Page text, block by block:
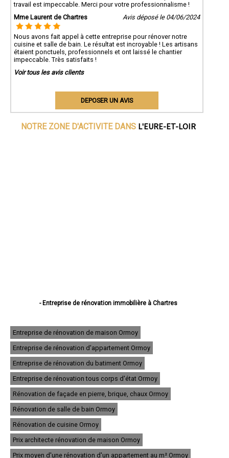
travail est impeccable. Merci pour votre professionnalisme !
Mme Laurent de Chartres
Avis déposé le 04/06/2024
Nous avons fait appel à cette entreprise pour rénover notre
cuisine et salle de bain. Le résultat est incroyable ! Les artisans
étaient ponctuels, professionnels et ont laissé le chantier
impeccable. Très satisfaits !
Voir tous les avis clients
DEPOSER UN AVIS
NOTRE ZONE D'ACTIVITE DANS L'EURE-ET-LOIR
- Entreprise de rénovation immobilière à Chartres
- Entreprise de rénovation immobilière à Châteaudun
- Entreprise de rénovation immobilière à Vernouillet
- Entreprise de rénovation immobilière à Nogent-le-Rotrou
- Entreprise de rénovation immobilière à Mainvilliers
- Entreprise de rénovation immobilière à Luisant
- Entreprise de rénovation immobilière à Épernon
- Entreprise de rénovation immobilière à Lèves
- Entreprise de rénovation immobilière à Maintenon
- Entreprise de rénovation immobilière à Bonneval
- Entreprise de rénovation immobilière à Nogent-le-Roi
- Entreprise de rénovation immobilière à Auneau
- Entreprise de rénovation immobilière à Saint-Lubin-des-Joncherets
- Entreprise de rénovation immobilière à Le Coudray
- Entreprise de rénovation immobilière à Saint-Rémy-sur-Avre
Entreprise de rénovation de maison Ormoy
Entreprise de rénovation d'appartement Ormoy
Entreprise de rénovation du batiment Ormoy
Entreprise de rénovation tous corps d'état Ormoy
Rénovation de façade en pierre, brique, chaux Ormoy
Rénovation de salle de bain Ormoy
Rénovation de cuisine Ormoy
Prix architecte rénovation de maison Ormoy
Prix moyen d'une rénovation d'un appartement au m² Ormoy